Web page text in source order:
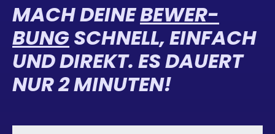
MACH DEINEBEWER­
BUNG SCHNELL, EINFACH
UND DIREKT. ES DAUERT
NUR 2 MINUTEN!